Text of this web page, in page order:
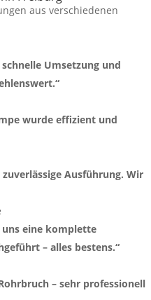
aus verschiedenen
Umsetzung und
wurde effizient und
Ausführung. Wir
uns eine komplette
– alles bestens.“
– sehr professionell